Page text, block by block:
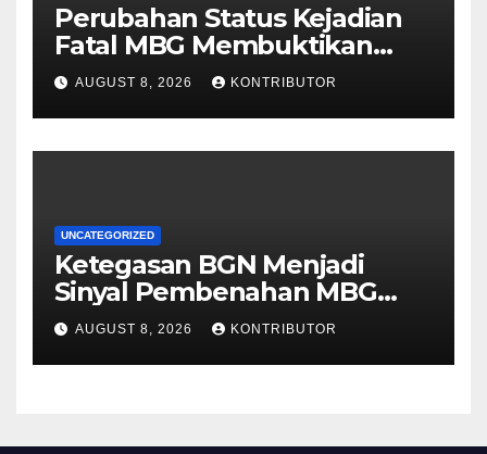
Perubahan Status Kejadian
Fatal MBG Membuktikan
Pemerintah Tidak Main-main
AUGUST 8, 2026 KONTRIBUTOR
UNCATEGORIZED
Ketegasan BGN Menjadi
Sinyal Pembenahan MBG
Berjalan Lebih Serius
AUGUST 8, 2026 KONTRIBUTOR